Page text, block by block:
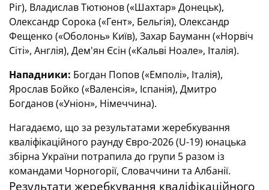
Ріг), Владислав Тютюнов («Шахтар» Донецьк),
Олександр Сорока («Гент», Бельгія), Олександр
Фещенко («Оболонь» Київ), Захар Бауманн («Норвіч
Сіті», Англія), Дем'ян Єсін («Кальві Ноале», Італія).
Нападники: Богдан Попов («Емполі», Італія),
Ярослав Бойко («Валенсія», Іспанія), Дмитро
Богданов («Уніон», Німеччина).
Нагадаємо, що за результатами жеребкування
кваліфікаційного раунду Євро-2026 (U-19) юнацька
збірна України потрапила до групи 5 разом із
командами Чорногорії, Словаччини та Албанії.
Результати жеребкування кваліфікаційного